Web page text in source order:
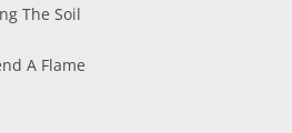
The Soil
A Flame